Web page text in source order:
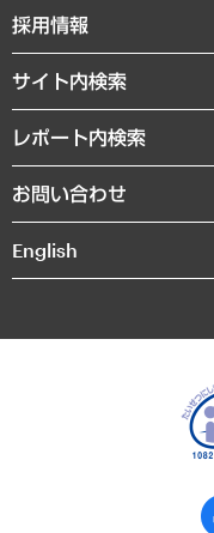
経済・産業・雇用・労働
まちづくり・観光・交通・ス
自然資源・農林水産業・食料
経営用語集
受託・受注実績（官公庁関連）
メディア掲載・出演
会社概要
沿革
組織図・本部部室紹介
インドネシア現地法人
個人情報保護方針
反社会的勢力に対する基本方針
ニュースリリース
お知らせ
採用情報
サイト内検索
レポート内検索
お問い合わせ
English